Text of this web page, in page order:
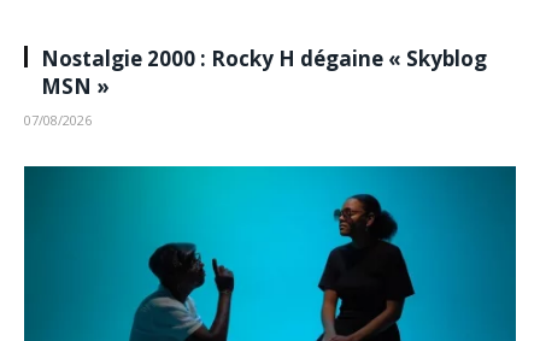
Nostalgie 2000 : Rocky H dégaine « Skyblog
MSN »
07/08/2026